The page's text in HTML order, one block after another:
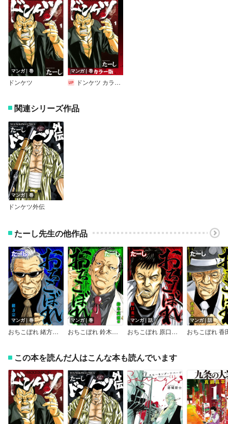
マンガ｜巻
ドンケツ
マンガ｜巻
ドンケツ カラー版
関連シリーズ作品
マンガ｜巻
ドンケツ外伝
たーし先生の他作品
マンガ｜巻
おちこぼれ 緒方宗一編
マンガ｜巻
おちこぼれ 鈴木武利編
マンガ｜話
おちこぼれ 原口英樹編
マンガ｜話
この本を読んだ人はこんな本も読んでいます